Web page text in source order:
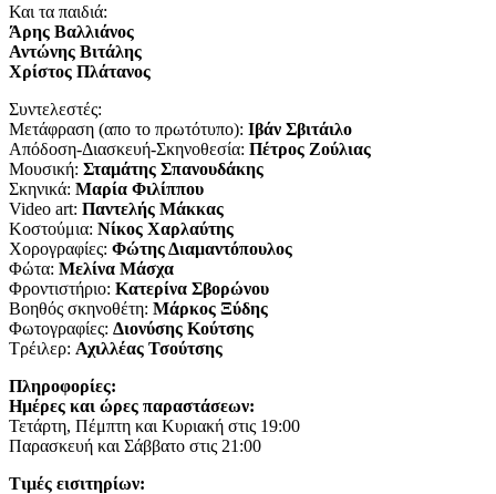
Και τα παιδιά:
Άρης Βαλλιάνος
Αντώνης Βιτάλης
Χρίστος Πλάτανος
Συντελεστές:
Μετάφραση (απο το πρωτότυπο): Ιβάν Σβιτάιλο
Απόδοση-Διασκευή-Σκηνοθεσία: Πέτρος Ζούλιας
Μουσική: Σταμάτης Σπανουδάκης
Σκηνικά: Μαρία Φιλίππου
Video art: Παντελής Μάκκας
Κοστούμια: Νίκος Χαρλαύτης
Χορογραφίες: Φώτης Διαμαντόπουλος
Φώτα: Μελίνα Μάσχα
Φροντιστήριο: Κατερίνα Σβορώνου
Βοηθός σκηνοθέτη: Μάρκος Ξύδης
Φωτογραφίες: Διονύσης Κούτσης
Τρέιλερ: Αχιλλέας Τσούτσης
Πληροφορίες:
Ημέρες και ώρες παραστάσεων:
Τετάρτη, Πέμπτη και Κυριακή στις 19:00
Παρασκευή και Σάββατο στις 21:00
Τιμές εισιτηρίων: